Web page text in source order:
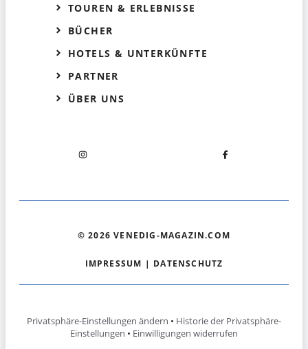
TOUREN & ERLEBNISSE
BÜCHER
HOTELS & UNTERKÜNFTE
PARTNER
ÜBER UNS
© 2026 VENEDIG-MAGAZIN.COM
IMPRESSUM | DATENSCHUTZ
Privatsphäre-Einstellungen ändern • Historie der Privatsphäre-
Einstellungen • Einwilligungen widerrufen